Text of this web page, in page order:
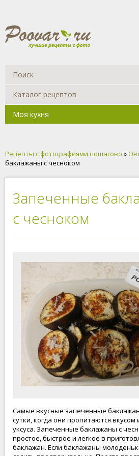
Каталог рецептов
Моя кухня
Рецепты с фотографиями пошагово »
баклажаны с чесноком
Запеченные
с чесноком
Самые вкусные запеченные
сутки, когда они пропитаются
уксуса. Запеченные баклажаны с
простое, быстрое и легкое в
баклажан. Если баклажаны